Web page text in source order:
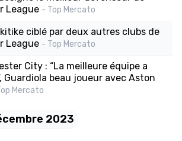
League - Top Mercato
ciblé par deux autres clubs de
League - Top Mercato
City : “La meilleure équipe a
Guardiola beau joueur avec Aston
Mercato
2023